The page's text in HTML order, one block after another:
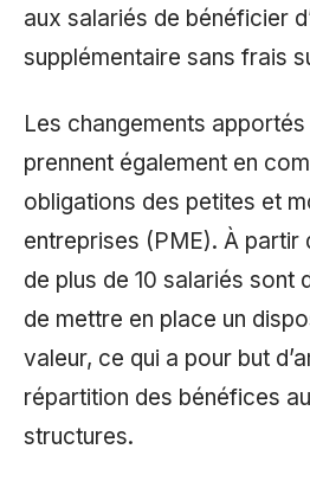
aux salariés de bénéficier
supplémentaire sans frais
Les changements
prennent également en
obligations des petites et
entreprises (PME). À partir
de plus de 10 salariés sont
de mettre en place un
valeur, ce qui a pour but
répartition des bénéfices
structures.